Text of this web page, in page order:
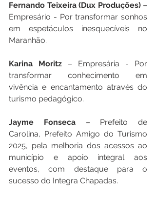
Fernando Teixeira (Dux Produções) –
Empresário - Por transformar sonhos
em espetáculos inesquecíveis no
Maranhão.
Karina Moritz – Empresária - Por
transformar conhecimento em
vivência e encantamento através do
turismo pedagógico.
Jayme Fonseca – Prefeito de
Carolina, Prefeito Amigo do Turismo
2025, pela melhoria dos acessos ao
município e apoio integral aos
eventos, com destaque para o
sucesso do Integra Chapadas.